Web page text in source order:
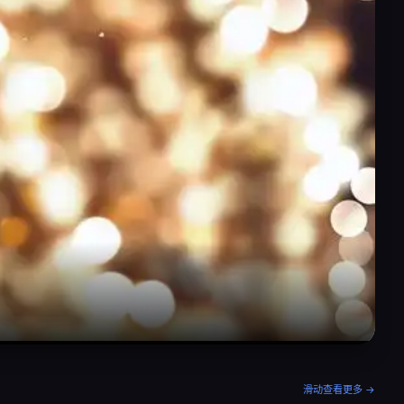
滑动查看更多 →